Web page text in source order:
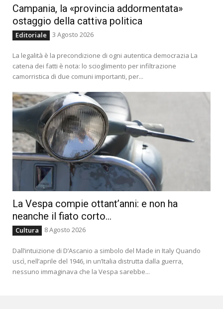
Campania, la «provincia addormentata»
ostaggio della cattiva politica
Editoriale 3 Agosto 2026
La legalità è la precondizione di ogni autentica democrazia La
catena dei fatti è nota: lo scioglimento per infiltrazione
camorristica di due comuni importanti, per...
La Vespa compie ottant’anni: e non ha
neanche il fiato corto…
Cultura 8 Agosto 2026
Dall’intuizione di D’Ascanio a simbolo del Made in Italy Quando
uscì, nell’aprile del 1946, in un’Italia distrutta dalla guerra,
nessuno immaginava che la Vespa sarebbe...